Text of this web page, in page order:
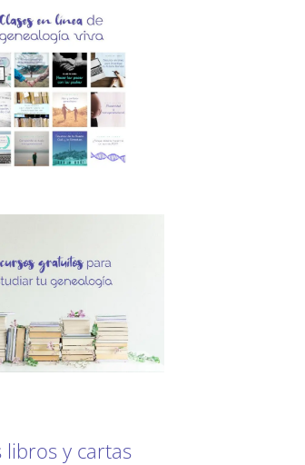
libros y cartas